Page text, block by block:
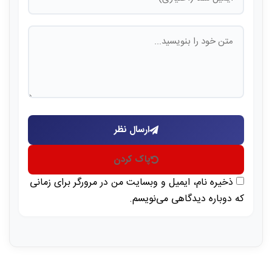
ارسال نظر
پاک کردن
ذخیره نام، ایمیل و وبسایت من در مرورگر برای زمانی
که دوباره دیدگاهی می‌نویسم.